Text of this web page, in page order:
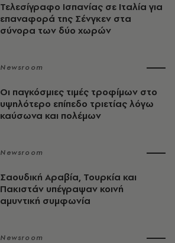
Τελεσίγραφο Ισπανίας σε Ιταλία για
επαναφορά της Σένγκεν στα
σύνορα των δύο χωρών
Newsroom
Οι παγκόσμιες τιμές τροφίμων στο
υψηλότερο επίπεδο τριετίας λόγω
καύσωνα και πολέμων
Newsroom
Σαουδική Αραβία, Τουρκία και
Πακιστάν υπέγραψαν κοινή
αμυντική συμφωνία
Newsroom